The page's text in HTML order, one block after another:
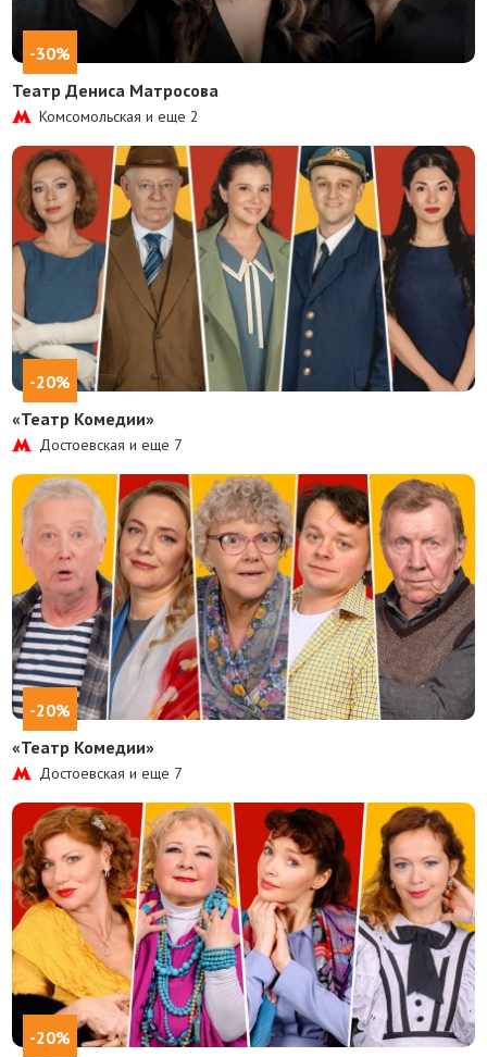
-30%
Театр Дениса Матросова
Комсомольская и еще2
-20%
«Театр Комедии»
Достоевская и еще 7
-20%
«Театр Комедии»
Достоевская и еще 7
-20%